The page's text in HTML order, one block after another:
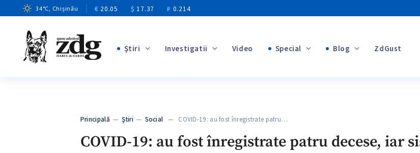
34°C, Chișinău € 20.05 $ 17.37 ₽ 0.214
Ştiri Investigatii Video Special Blog ZdGust
Principală —Ştiri —Social — COVID-19: au fost înregistrate patru…
COVID-19: au fost înregistrate patru decese, iar